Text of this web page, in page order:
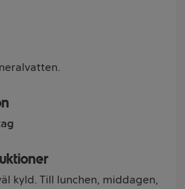
kyld. Till lunchen, middagen,